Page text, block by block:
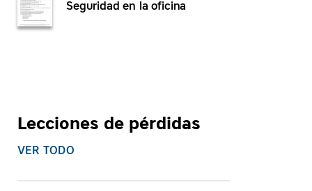
Seguridad en la oficina
Lecciones de pérdidas
VER TODO